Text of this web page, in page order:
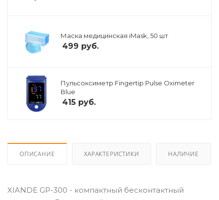
Маска медицинская iMask, 50 шт
499 руб.
Пульсоксиметр Fingertip Pulse Oximeter
Blue
415 руб.
ОПИСАНИЕ ХАРАКТЕРИСТИКИ НАЛИЧИЕ
XIANDE GP-300 - компактный бесконтактный